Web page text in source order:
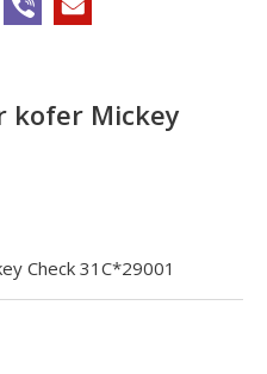
kofer Mickey
Check 31C*29001